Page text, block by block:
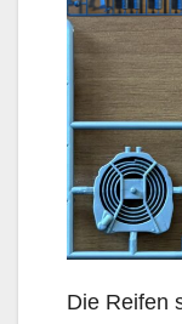
Die Reifen